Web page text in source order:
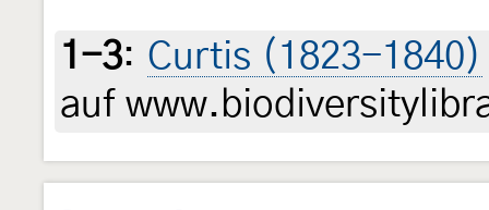
1-3: Curtis (1823-1840)
auf